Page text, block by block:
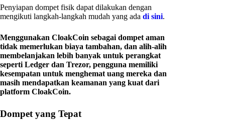
Penyiapan dompet fisik dapat dilakukan dengan
mengikuti langkah-langkah mudah yang ada di sini.
Menggunakan CloakCoin sebagai dompet aman
tidak memerlukan biaya tambahan, dan alih-alih
membelanjakan lebih banyak untuk perangkat
seperti Ledger dan Trezor, pengguna memiliki
kesempatan untuk menghemat uang mereka dan
masih mendapatkan keamanan yang kuat dari
platform CloakCoin.
Dompet yang Tepat